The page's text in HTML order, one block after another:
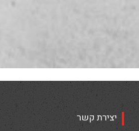
יצירת קשר